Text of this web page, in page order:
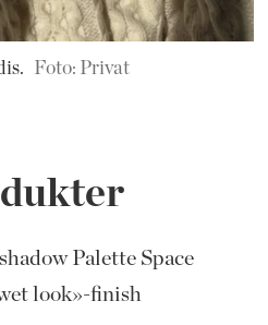
Foto: Privat
Palette Space
look»-finish